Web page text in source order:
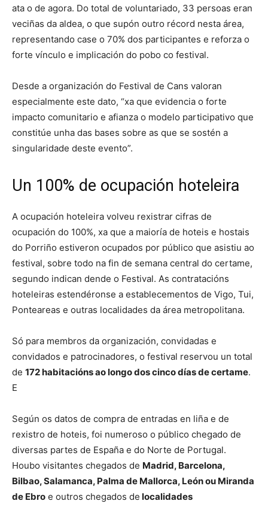
ata o de agora. Do total de voluntariado, 33 persoas eran
veciñas da aldea, o que supón outro récord nesta área,
representando case o 70% dos participantes e reforza o
forte vínculo e implicación do pobo co festival.
Desde a organización do Festival de Cans valoran
especialmente este dato, “xa que evidencia o forte
impacto comunitario e afianza o modelo participativo que
constitúe unha das bases sobre as que se sostén a
singularidade deste evento”.
Un 100% de ocupación hoteleira
A ocupación hoteleira volveu rexistrar cifras de
ocupación do 100%, xa que a maioría de hoteis e hostais
do Porriño estiveron ocupados por público que asistiu ao
festival, sobre todo na fin de semana central do certame,
segundo indican dende o Festival. As contratacións
hoteleiras estendéronse a establecementos de Vigo, Tui,
Ponteareas e outras localidades da área metropolitana.
Só para membros da organización, convidadas e
convidados e patrocinadores, o festival reservou un total
de 172 habitacións ao longo dos cinco días de certame.
E
Según os datos de compra de entradas en liña e de
rexistro de hoteis, foi numeroso o público chegado de
diversas partes de España e do Norte de Portugal.
Houbo visitantes chegados de Madrid, Barcelona,
Bilbao, Salamanca, Palma de Mallorca, León ou Miranda
de Ebro e outros chegados de localidades